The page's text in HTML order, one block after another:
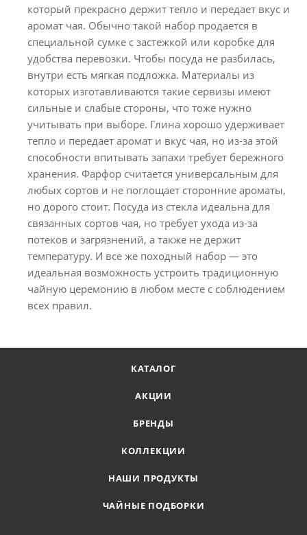
который прекрасно держит тепло и передает вкус и
аромат чая. Обычно такой набор продается в
специальной сумке с застежкой или коробке для
удобства перевозки. Чтобы посуда не разбилась,
внутри есть мягкая подложка. Материалы из
которых изготавливаются такие сервизы имеют
сильные и слабые стороны, что тоже нужно
учитывать при выборе. Глина хорошо удерживает
тепло и передает аромат и вкус чая, но из-за этой
способности впитывать запахи требует бережного
хранения. Фарфор считается универсальным для
любых сортов и не поглощает сторонние ароматы,
но дорого стоит. Посуда из стекла идеальна для
связанных сортов чая, но требует ухода из-за
потеков и загрязнений, а также не держит
температуру. И все же походный набор — это
идеальная возможность устроить традиционную
чайную церемонию в любом месте с соблюдением
всех правил.
КАТАЛОГ
АКЦИИ
БРЕНДЫ
КОЛЛЕКЦИИ
НАШИ ПРОДУКТЫ
ЧАЙНЫЕ ПОДБОРКИ